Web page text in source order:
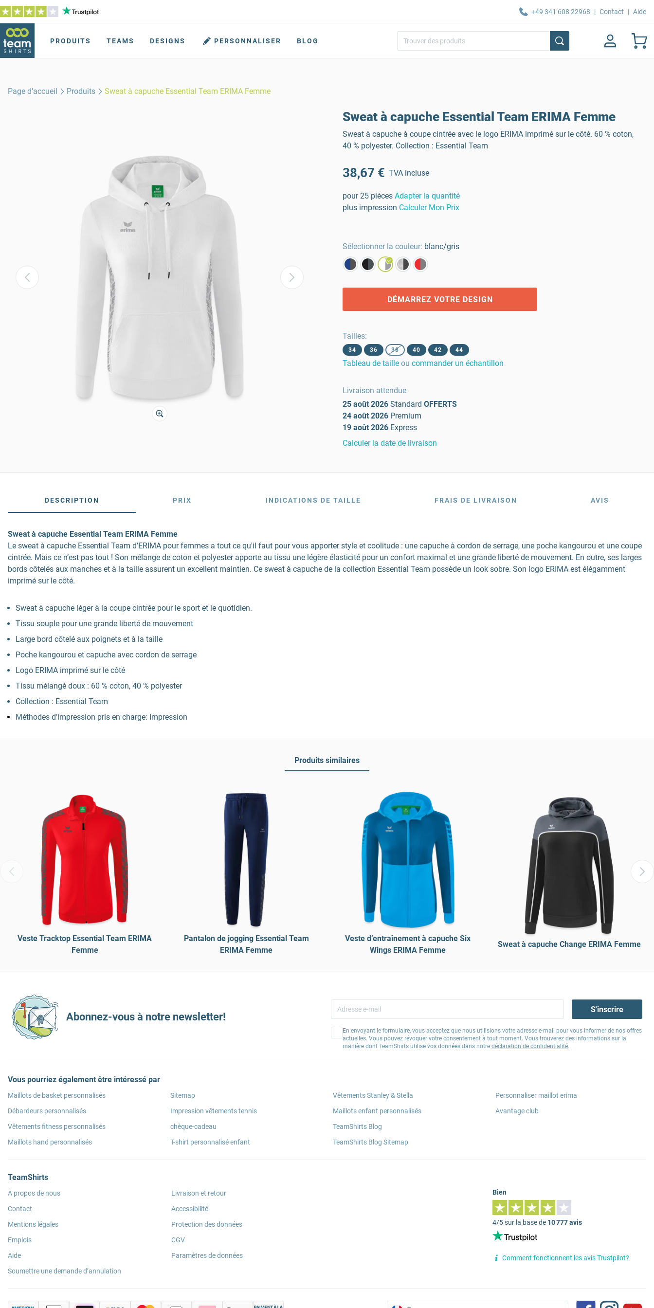
+49 341 608 22968 | Contact | Aide
PRODUITS TEAMS DESIGNS PERSONNALISER BLOG
Page d’accueil Produits Sweat à capuche Essential Team ERIMA Femme
Sweat à capuche Essential Team ERIMA Femme
Sweat à capuche à coupe cintrée avec le logo ERIMA imprimé sur le côté. 60 % coton,
40 % polyester. Collection : Essential Team
38,67 € TVA incluse
pour 25 pièces Adapter la quantité
plus impression Calculer Mon Prix
Sélectionner la couleur: blanc/gris
DÉMARREZ VOTRE DESIGN
Tailles:
34 36 38 40 42 44
Tableau de taille ou commander un échantillon
Livraison attendue
25 août 2026 Standard OFFERTS
24 août 2026 Premium
19 août 2026 Express
Calculer la date de livraison
DESCRIPTION PRIX INDICATIONS DE TAILLE FRAIS DE LIVRAISON AVIS
Sweat à capuche Essential Team ERIMA Femme
Le sweat à capuche Essential Team d’ERIMA pour femmes a tout ce qu'il faut pour vous apporter style et coolitude : une capuche à cordon de serrage, une poche kangourou et une coupe
cintrée. Mais ce n’est pas tout ! Son mélange de coton et polyester apporte au tissu une légère élasticité pour un confort maximal et une grande liberté de mouvement. En outre, ses larges
bords côtelés aux manches et à la taille assurent un excellent maintien. Ce sweat à capuche de la collection Essential Team possède un look sobre. Son logo ERIMA est élégamment
imprimé sur le côté.
Sweat à capuche léger à la coupe cintrée pour le sport et le quotidien.
Tissu souple pour une grande liberté de mouvement
Large bord côtelé aux poignets et à la taille
Poche kangourou et capuche avec cordon de serrage
Logo ERIMA imprimé sur le côté
Tissu mélangé doux : 60 % coton, 40 % polyester
Collection : Essential Team
Méthodes d’impression pris en charge: Impression
Produits similaires
Veste Tracktop Essential Team ERIMA
Femme
Pantalon de jogging Essential Team
ERIMA Femme
Veste d’entraînement à capuche Six
Wings ERIMA Femme
Sweat à capuche Change ERIMA Femme
Abonnez-vous à notre newsletter!
S'inscrire
En envoyant le formulaire, vous acceptez que nous utilisions votre adresse e-mail pour vous informer de nos offres
actuelles. Vous pouvez révoquer votre consentement à tout moment. Vous trouverez des informations sur la
manière dont TeamShirts utilise vos données dans notre déclaration de confidentialité.
Vous pourriez également être intéressé par
Maillots de basket personnalisés
Débardeurs personnalisés
Vêtements fitness personnalisés
Maillots hand personnalisés
Sitemap
Impression vêtements tennis
chèque-cadeau
T-shirt personnalisé enfant
Vêtements Stanley & Stella
Maillots enfant personnalisés
TeamShirts Blog
TeamShirts Blog Sitemap
Personnaliser maillot erima
Avantage club
TeamShirts
A propos de nous
Contact
Mentions légales
Emplois
Aide
Soumettre une demande d’annulation
Livraison et retour
Accessibilité
Protection des données
CGV
Paramètres de données
Bien
4/5 sur la base de 10 777 avis
Comment fonctionnent les avis Trustpilot?